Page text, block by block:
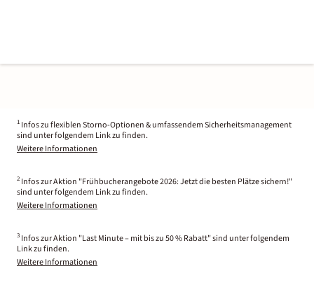
1 Infos zu flexiblen Storno-Optionen & umfassendem Sicherheitsmanagement
sind unter folgendem Link zu finden.
Weitere Informationen
2 Infos zur Aktion "Frühbucherangebote 2026: Jetzt die besten Plätze sichern!"
sind unter folgendem Link zu finden.
Weitere Informationen
3 Infos zur Aktion "Last Minute – mit bis zu 50 % Rabatt" sind unter folgendem
Link zu finden.
Weitere Informationen